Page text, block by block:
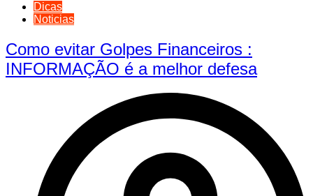
Dicas
Noticias
Como evitar Golpes Financeiros :
INFORMAÇÃO é a melhor defesa